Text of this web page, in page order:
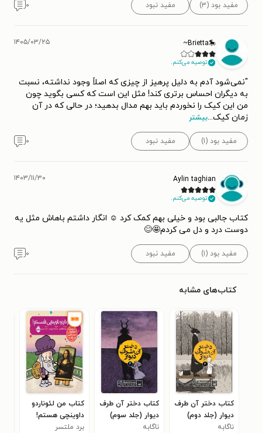
مفید بود (۳) مفید نبود ۰
🎠Brietta~
توصیه می‌کنم.
۱۴۰۵/۰۳/۲۵
"نمی‌شود آدم به دلیل پرهیز از چیزی که اصلاً وجود نداشته، نسبت
به دیگران احساس برتری کند! مثل این است که کسی بگوید چون
من این کیک را نخوردم باید بهم مدال بدهید؛ در حالی که در آن
زمان کیک...بیشتر
مفید بود (۱) مفید نبود ۰
Aylin taghian
توصیه می‌کنم.
۱۴۰۳/۱۱/۳۰
کتاب جالبی بود و خیلی بهم کمک کرد ☺ انگار داشتم باهاش مثل یه
دوست درد و دل می کردم🤩😊
مفید بود (۱) مفید نبود ۰
کتاب‌های مشابه
کتاب دختر آن طرف
دیوار (جلد دوم)
ناگابه
کتاب دختر آن طرف
دیوار (جلد سوم)
ناگابه
کتاب من لئوناردو
داوینچی هستم!
برد ملتسر